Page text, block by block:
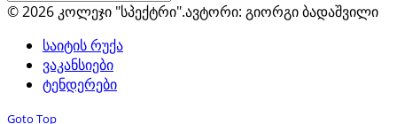
© 2026 კოლეჯი "სპექტრი".ავტორი: გიორგი ბადაშვილი
საიტის რუქა
ვაკანსიები
ტენდერები
Goto Top